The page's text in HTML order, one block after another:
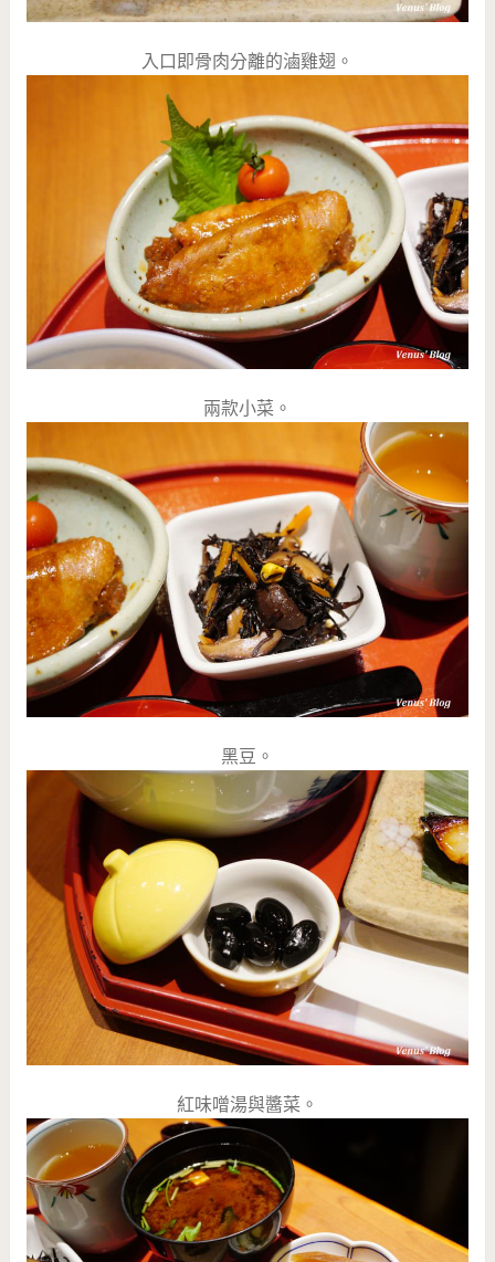
入口即骨肉分離的滷雞翅。
兩款小菜。
黑豆。
紅味噌湯與醬菜。